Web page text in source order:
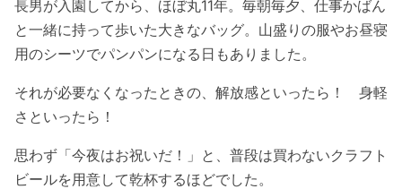
長男が入園してから、ほぼ丸11年。毎朝毎夕、仕事かばん
と一緒に持って歩いた大きなバッグ。山盛りの服やお昼寝
用のシーツでパンパンになる日もありました。
それが必要なくなったときの、解放感といったら！ 身軽
さといったら！
思わず「今夜はお祝いだ！」と、普段は買わないクラフト
ビールを用意して乾杯するほどでした。